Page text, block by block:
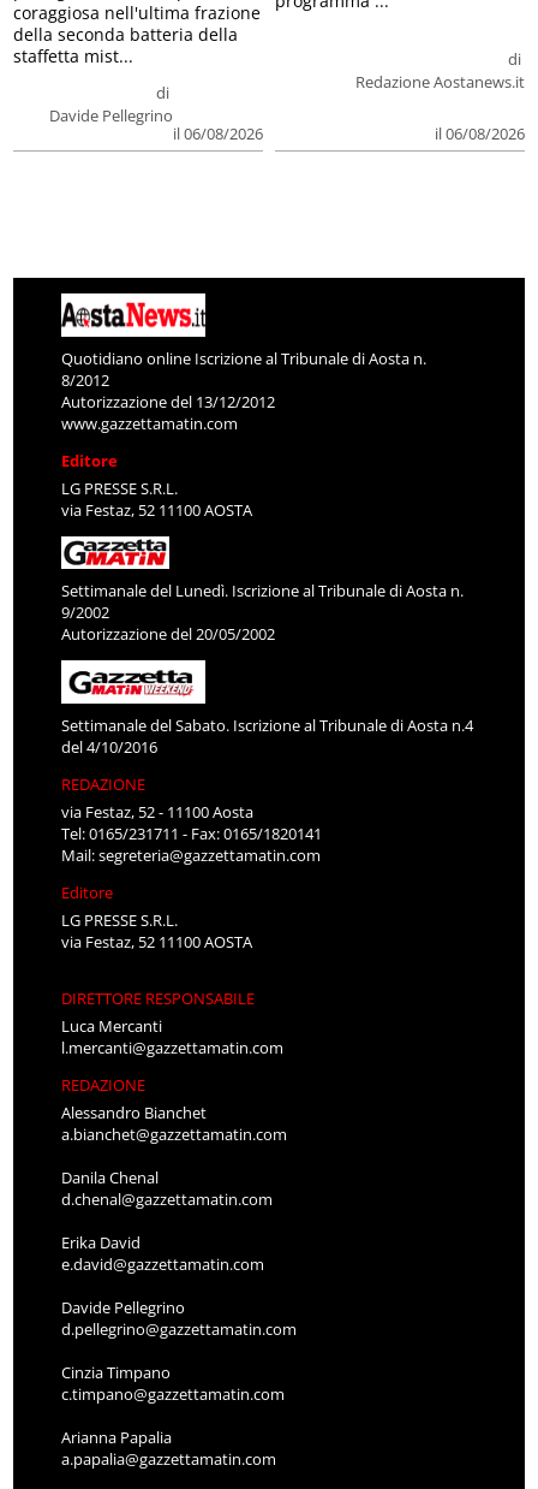
di
Davide Pellegrino
il 06/08/2026
coraggiosa nell'ultima frazione
della seconda batteria della
staffetta mist...
di
Redazione Aostanews.it
il 06/08/2026
Quotidiano online Iscrizione al Tribunale di Aosta n.
8/2012
Autorizzazione del 13/12/2012
www.gazzettamatin.com
Editore
LG PRESSE S.R.L.
via Festaz, 52 11100 AOSTA
Settimanale del Lunedì. Iscrizione al Tribunale di Aosta n.
9/2002
Autorizzazione del 20/05/2002
Settimanale del Sabato. Iscrizione al Tribunale di Aosta n.4
del 4/10/2016
REDAZIONE
via Festaz, 52 - 11100 Aosta
Tel: 0165/231711 - Fax: 0165/1820141
Mail:segreteria@gazzettamatin.com
Editore
LG PRESSE S.R.L.
via Festaz, 52 11100 AOSTA
DIRETTORE RESPONSABILE
Luca Mercanti
l.mercanti@gazzettamatin.com
REDAZIONE
Alessandro Bianchet
a.bianchet@gazzettamatin.com
Danila Chenal
d.chenal@gazzettamatin.com
Erika David
e.david@gazzettamatin.com
Davide Pellegrino
d.pellegrino@gazzettamatin.com
Cinzia Timpano
c.timpano@gazzettamatin.com
Arianna Papalia
a.papalia@gazzettamatin.com